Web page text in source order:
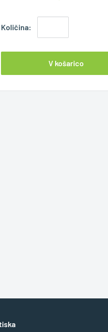
Količina:
V košarico